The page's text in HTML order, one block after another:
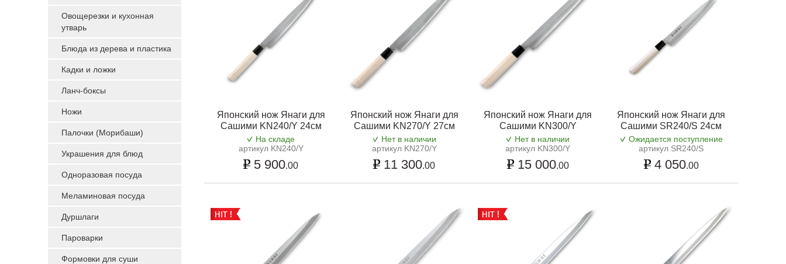
Овощерезки и кухонная
утварь
Блюда из дерева и пластика
Кадки и ложки
Ланч-боксы
Ножи
Палочки (Морибаши)
Украшения для блюд
Одноразовая посуда
Меламиновая посуда
Дуршлаги
Пароварки
Формовки для суши
Японский нож Янаги для
Сашими KN240/Y 24см
На складе
артикул KN240/Y
5 900.00
Японский нож Янаги для
Сашими KN270/Y 27см
Нет в наличии
артикул KN270/Y
11 300.00
Японский нож Янаги для
Сашими KN300/Y
Нет в наличии
артикул KN300/Y
15 000.00
Японский нож Янаги для
Сашими SR240/S 24см
Ожидается поступление
артикул SR240/S
4 050.00